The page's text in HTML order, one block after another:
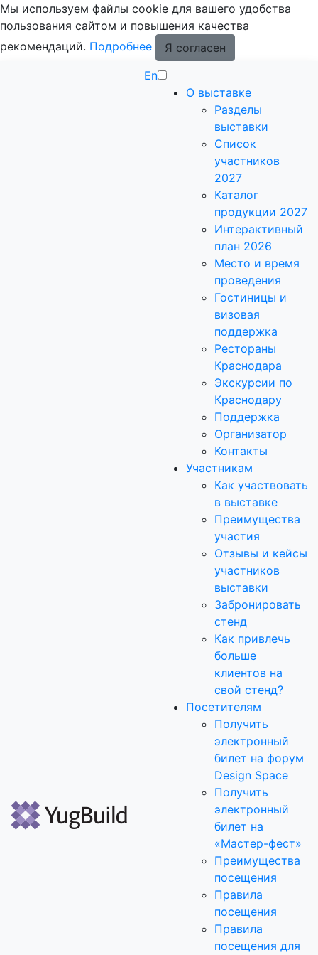
Мы используем файлы cookie для вашего удобства
пользования сайтом и повышения качества
рекомендаций. Подробнее
Я согласен
En
О выставке
Разделы
выставки
Список
участников
2027
Каталог
продукции 2027
Интерактивный
план 2026
Место и время
проведения
Гостиницы и
визовая
поддержка
Рестораны
Краснодара
Экскурсии по
Краснодару
Поддержка
Организатор
Контакты
Участникам
Как участвовать
в выставке
Преимущества
участия
Отзывы и кейсы
участников
выставки
Забронировать
стенд
Как привлечь
больше
клиентов на
свой стенд?
Посетителям
Получить
электронный
билет на форум
Design Space
Получить
электронный
билет на
«Мастер-фест»
Преимущества
посещения
Правила
посещения
Правила
посещения для